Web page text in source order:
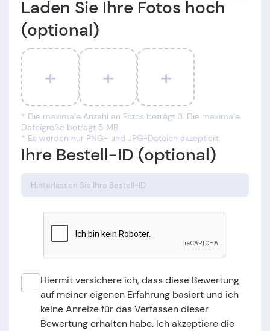
Laden Sie Ihre Fotos hoch
(optional)
+ + +
* Die maximale Anzahl an Fotos beträgt 3. Die maximale
Dateigröße beträgt 5 MB.
* Es werden nur PNG- und JPG-Dateien akzeptiert.
Ihre Bestell-ID (optional)
Hiermit versichere ich, dass diese Bewertung
auf meiner eigenen Erfahrung basiert und ich
keine Anreize für das Verfassen dieser
Bewertung erhalten habe. Ich akzeptiere die